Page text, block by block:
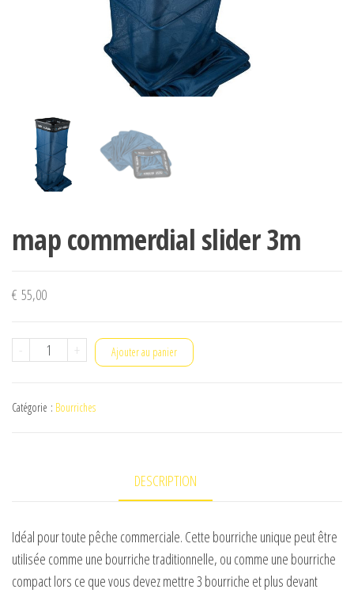
map commerdial slider 3m
€ 55,00
-
quantité
commerdial
+ Ajouter au panier
Catégorie : Bourriches
DESCRIPTION
Idéal pour toute pêche commerciale. Cette bourriche unique peut être
utilisée comme une bourriche traditionnelle, ou comme une bourriche
compact lors ce que vous devez mettre 3 bourriche et plus devant